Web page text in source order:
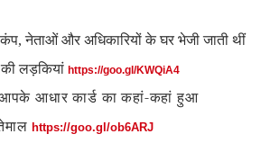
,नेताओं और अधिकारियों के घर भेजी जाती थीं
लड़कियां https://goo.gl/KWQiA4
आधार कार्ड का कहां-कहां हुआ
https://goo.gl/ob6ARJ